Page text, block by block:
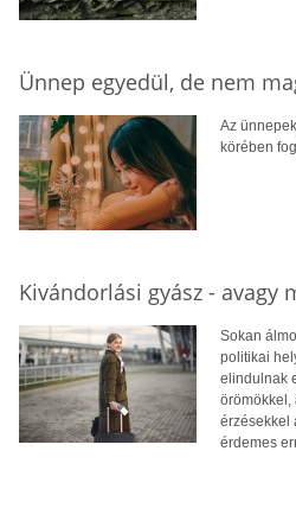
Ünnep egyedül, de nem
Az
körében
Kivándorlási gyász -
Sokan
politikai
elindulnak
örömökkel,
érzésekkel
érdemes